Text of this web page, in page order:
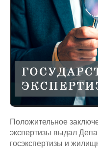
Положительное
экспертизы выдал
госэкспертизы и